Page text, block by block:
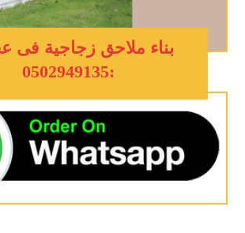
بناء ملاحق زجاجية فى
:0502949135